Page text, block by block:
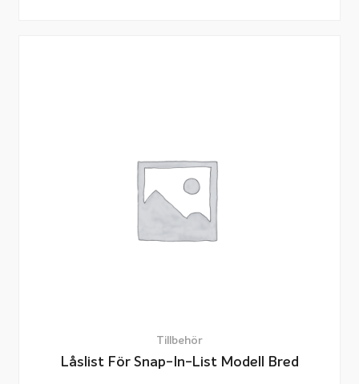
Tillbehör
Låslist För Snap-In-List Modell Bred